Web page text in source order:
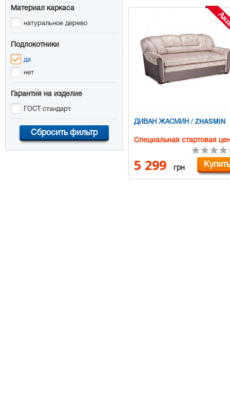
Материал каркаса
натуральное дерево
Подлокотники
да
нет
Гарантия на изделие
ГОСТ стандарт
Сбросить фильтр
ДИВАН ЖАСМИН / ZHASMIN
5 299 грн Купить